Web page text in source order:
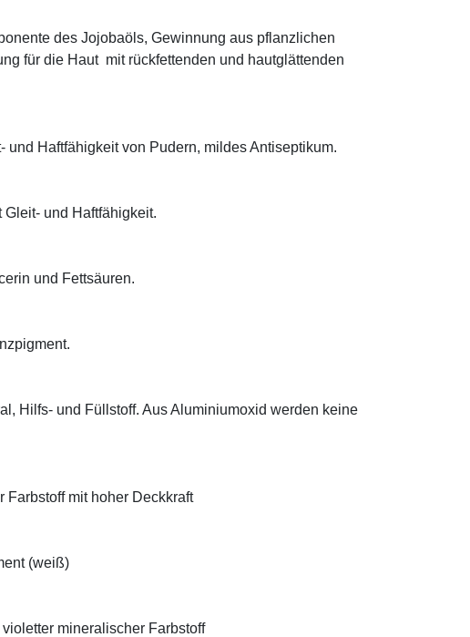
des Jojobaöls, Gewinnung aus pflanzlichen
für die Haut mit rückfettenden und hautglättenden
und Haftfähigkeit von Pudern, mildes Antiseptikum.
und Haftfähigkeit.
und Fettsäuren.
Hilfs- und Füllstoff. Aus Aluminiumoxid werden keine
mit hoher Deckkraft
(weiß)
mineralischer Farbstoff